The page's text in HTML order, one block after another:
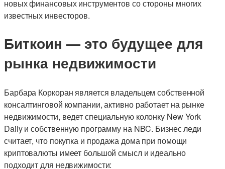
новых финансовых инструментов со стороны многих
известных инвесторов.
Биткоин — это будущее для
рынка недвижимости
Барбара Коркоран является владельцем собственной
консалтинговой компании, активно работает на рынке
недвижимости, ведет специальную колонку New York
Daily и собственную программу на NBC. Бизнес леди
считает, что покупка и продажа дома при помощи
криптовалюты имеет большой смысл и идеально
подходит для недвижимости: